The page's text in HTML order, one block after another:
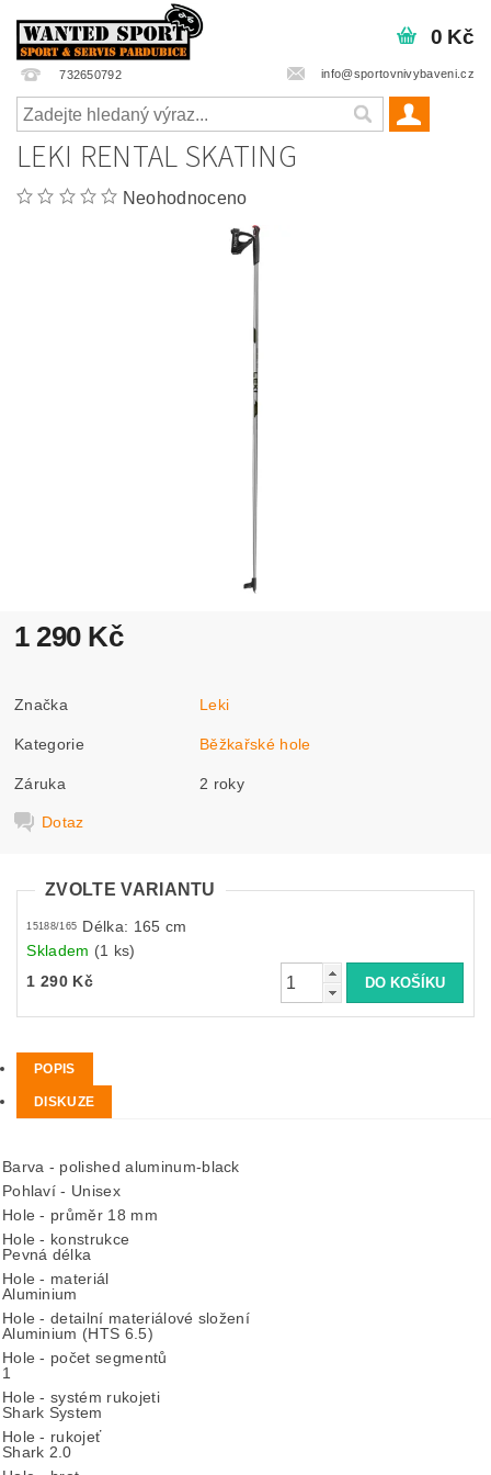
732650792 info@sportovnivybaveni.cz
0 Kč
LEKI RENTAL SKATING
Neohodnoceno
1 290 Kč
Značka Leki
Kategorie Běžkařské hole
Záruka 2 roky
Dotaz
ZVOLTE VARIANTU
15188/165 Délka: 165 cm
Skladem (1 ks)
1 290 Kč
POPIS
DISKUZE
Barva - polished aluminum-black
Pohlaví - Unisex
Hole - průměr 18 mm
Hole - konstrukce
Pevná délka
Hole - materiál
Aluminium
Hole - detailní materiálové složení
Aluminium (HTS 6.5)
Hole - počet segmentů
1
Hole - systém rukojeti
Shark System
Hole - rukojeť
Shark 2.0